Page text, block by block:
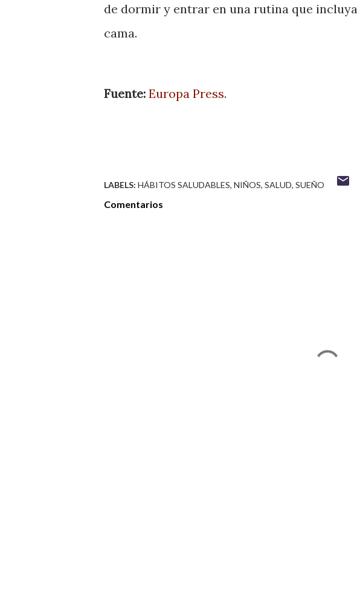
de dormir y entrar en una rutina que incluya
cama.
Fuente: Europa Press.
LABELS: HÁBITOS SALUDABLES NIÑOS SALUD SUEÑO
Comentarios